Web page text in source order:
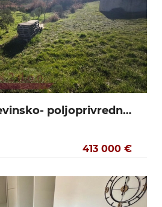
Prodaja građevinsko- poljoprivrednog zemljišta Mravince
413 000 €